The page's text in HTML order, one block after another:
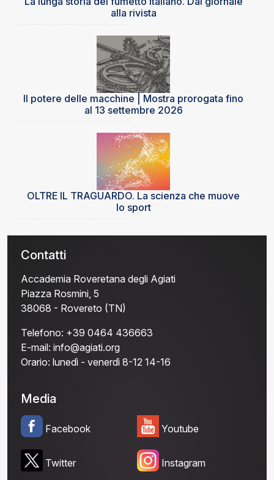
alla rivista
Il potere delle macchine | Mostra prorogata fino
al 13 settembre 2026
OLTRE IL TRAGUARDO. La scienza che muove
lo sport
Contatti
Accademia Roveretana degli Agiati
Piazza Rosmini, 5
38068 - Rovereto (TN)
Telefono: +39 0464 436663
E-mail: info@agiati.org
Orario: lunedì - venerdì 8-12 14-16
Media
Facebook
Twitter
Youtube
Instagram